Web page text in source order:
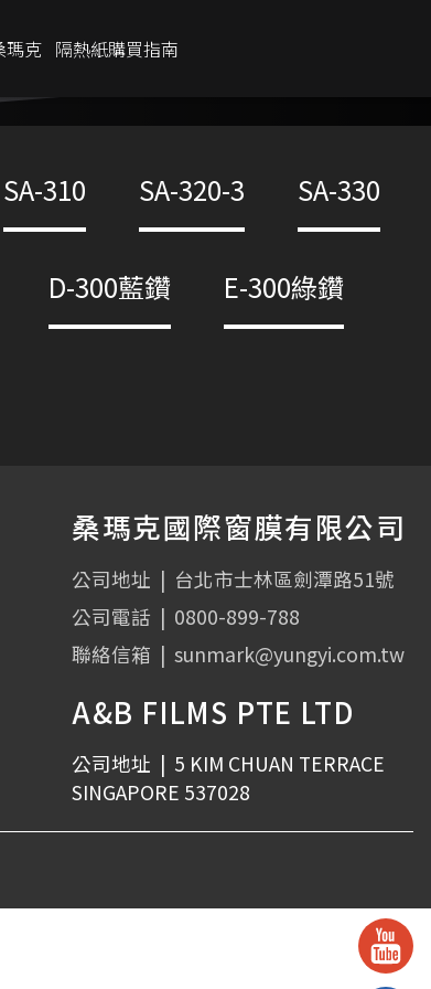
瑪克 隔熱紙購買指南
透光率
25
SA-310 SA-320-3 SA-330
D-300藍鑽 E-300綠鑽
桑瑪克國際窗膜有限公司
公司地址 | 台北市士林區劍潭路51號
公司電話 | 0800-899-788
聯絡信箱 | sunmark@yungyi.com.tw
A&B FILMS PTE LTD
公司地址 | 5 KIM CHUAN TERRACE
SINGAPORE 537028